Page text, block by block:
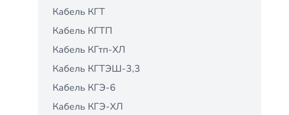
Кабель КГТ
Кабель КГТП
Кабель КГтп-ХЛ
Кабель КГТЭШ-3,3
Кабель КГЭ-6
Кабель КГЭ-ХЛ